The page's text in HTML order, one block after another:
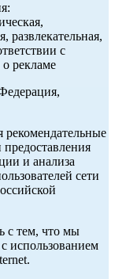
развлекательная,
с
рекламе
и анализа
сети
с тем, что мы
использованием